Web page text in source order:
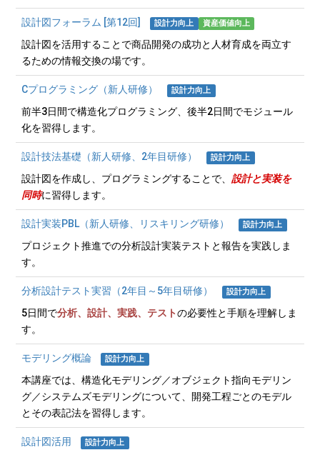
設計図フォーラム [第12回] 設計力向上 資産価値向上
設計図を活用することで商品開発の成功と人材育成を両立す
るための情報交換の場です。
Cプログラミング（新人研修） 設計力向上
前半3日間で構造化プログラミング、後半2日間でモジュール
化を習得します。
設計技法基礎（新人研修、2年目研修） 設計力向上
設計図を作成し、プログラミングすることで、 設計と実装を
同時に習得します。
設計実装PBL（新人研修、リスキリング研修） 設計力向上
プロジェクト推進での分析設計実装テストと報告を実践しま
す。
分析設計テスト実習（2年目～5年目研修） 設計力向上
5日間で分析、設計、実践、テストの必要性と手順を理解しま
す。
モデリング概論 設計力向上
本講座では、構造化モデリング／オブジェクト指向モデリン
グ／システムズモデリングについて、開発工程ごとのモデル
とその表記法を習得します。
設計図活用 設計力向上